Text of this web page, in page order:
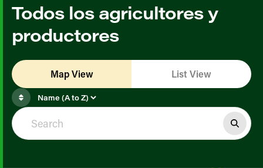
Todos los agricultores y
productores
Map View List View